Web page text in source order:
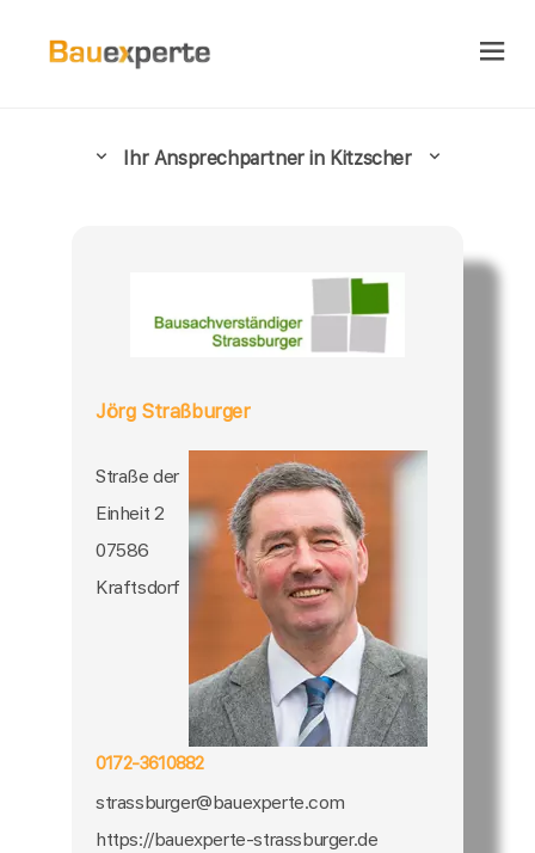
Ihr Ansprechpartner in Kitzscher
Jörg Straßburger
Straße der
Einheit 2
07586
Kraftsdorf
0172-3610882
strassburger@bauexperte.com
https://bauexperte-strassburger.de